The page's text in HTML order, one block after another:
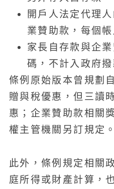
開戶人法定代理
業贊助款，每個
家長自存款與企
碼，不計入政府
條例原始版本曾規劃
贈與稅優惠，但三讀
惠；企業贊助款相關
權主管機關另訂規定。
此外，條例規定相關
庭所得或財產計算，